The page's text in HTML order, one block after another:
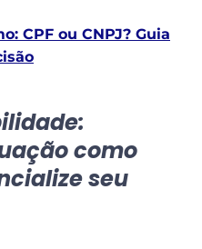
CPF ou CNPJ? Guia
como
seu